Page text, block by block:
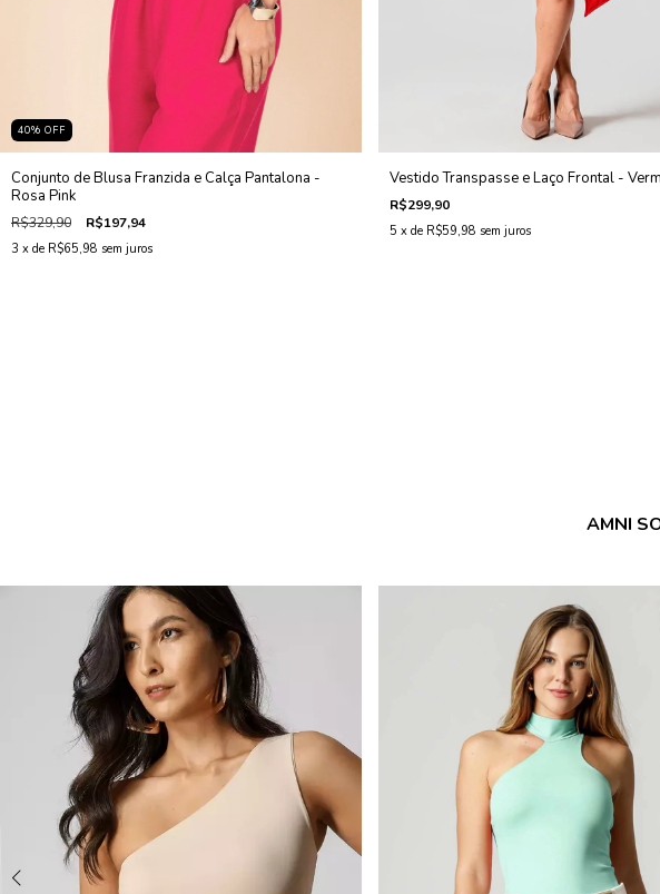
40% OFF
Conjunto de Blusa Franzida e Calça Pantalona -
Rosa Pink
R$329,90 R$197,94
3 x de R$65,98 sem juros
Vestido Transpasse e Laço Frontal -
R$299,90
5 x de R$59,98 sem juros
AMNI